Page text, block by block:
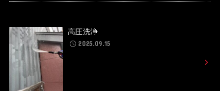
高圧洗浄
2025.09.15